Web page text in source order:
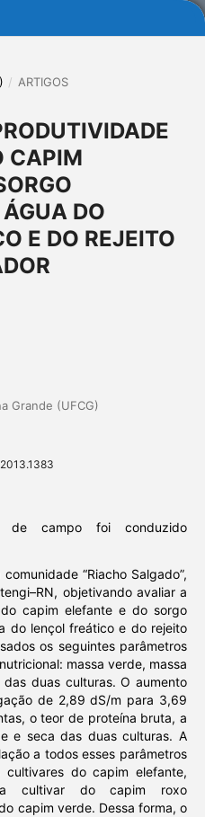
/ ARTIGOS
CAPIM
DO
E DO REJEITO
Grande (UFCG)
de campo foi conduzido
“Riacho Salgado”,
objetivando avaliar a
capim elefante e do sorgo
do lençol freático e do rejeito
os seguintes parâmetros
massa verde, massa
duas culturas. O aumento
de 2,89 dS/m para 3,69
o teor de proteína bruta, a
e seca das duas culturas. A
a todos esses parâmetros
do capim elefante,
cultivar do capim roxo
capim verde. Dessa forma, o